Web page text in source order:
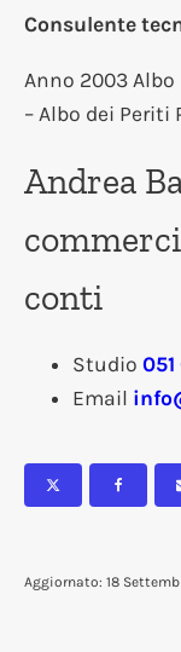
Consulente
Anno 2003
– Albo dei Periti
Andrea
conti
Studio
Email
Aggiornato: 18